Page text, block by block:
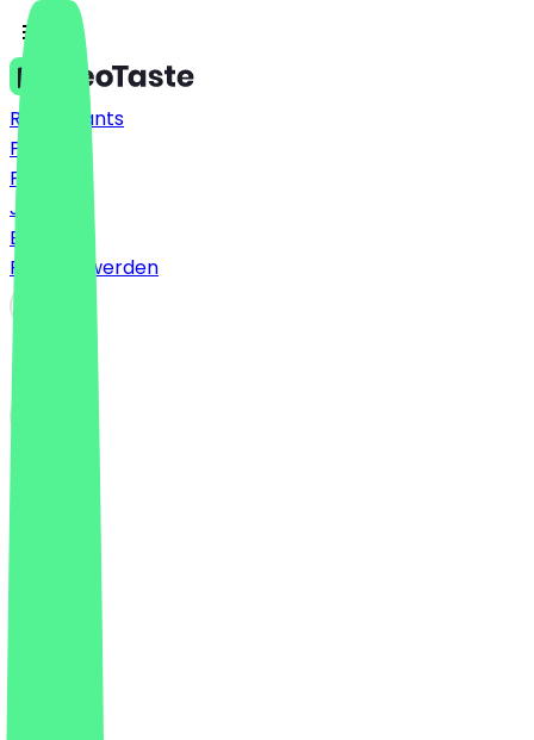
Restaurants
Preise
FAQ
Jobs
Blog
Partner werden